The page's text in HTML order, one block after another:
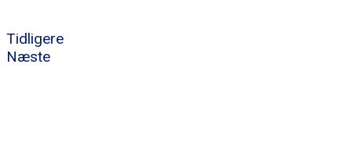
Tidligere
Næste